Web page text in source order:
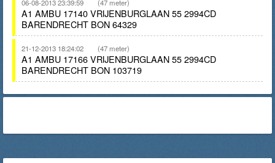
06-08-2013 23:39:59 (47 meter)
A1 AMBU 17140 VRIJENBURGLAAN 55 2994CD
BARENDRECHT BON 64329
21-12-2013 18:24:02 (47 meter)
A1 AMBU 17166 VRIJENBURGLAAN 55 2994CD
BARENDRECHT BON 103719